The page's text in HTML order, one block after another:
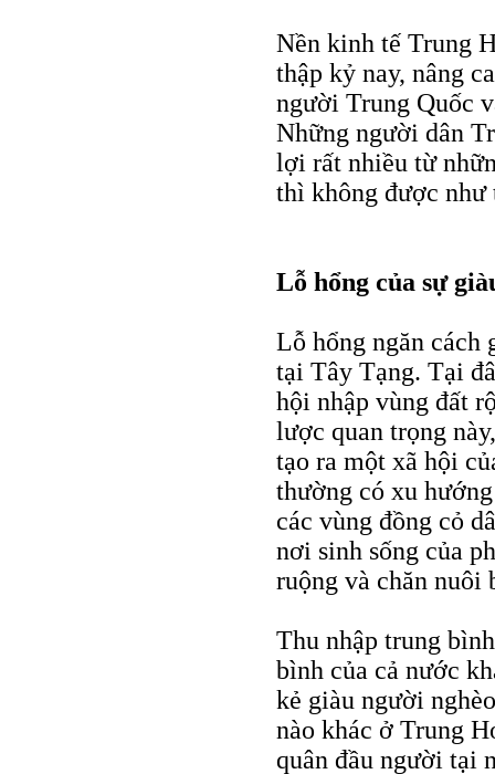
Nền kinh tế Trung
thập kỷ nay, nâng
người Trung Quốc
Những người dân
lợi rất nhiều từ
thì không được như
Lỗ hổng của sự
Lỗ hổng ngăn cách
tại Tây Tạng. Tại
hội nhập vùng đất
lược quan trọng
tạo ra một xã hội
thường có xu
các vùng đồng cỏ
nơi sinh sống của
ruộng và chăn nuôi
Thu nhập trung
bình của cả nước
kẻ giàu người
nào khác ở Trung
quân đầu người tại